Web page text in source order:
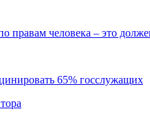
человека – это
65% госслужащих